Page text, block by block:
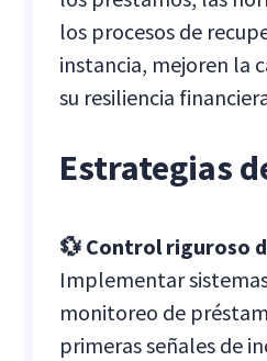
los procesos de
instancia, mejoren la
su resiliencia
Estrategias
💱 Control riguroso
Implementar
monitoreo de
primeras señales de